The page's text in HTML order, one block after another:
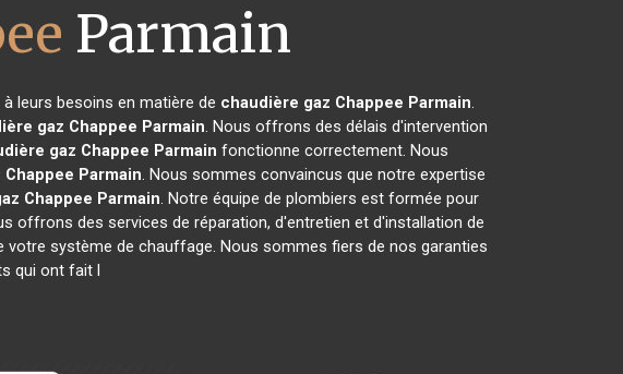
Parmain
leurs besoins en matière de chaudière gaz Chappee Parmain.
gaz Chappee Parmain. Nous offrons des délais d'intervention
gaz Chappee Parmain fonctionne correctement. Nous
Parmain. Nous sommes convaincus que notre expertise
Chappee Parmain. Notre équipe de plombiers est formée pour
offrons des services de réparation, d'entretien et d'installation de
système de chauffage. Nous sommes fiers de nos garanties
qui ont fait l